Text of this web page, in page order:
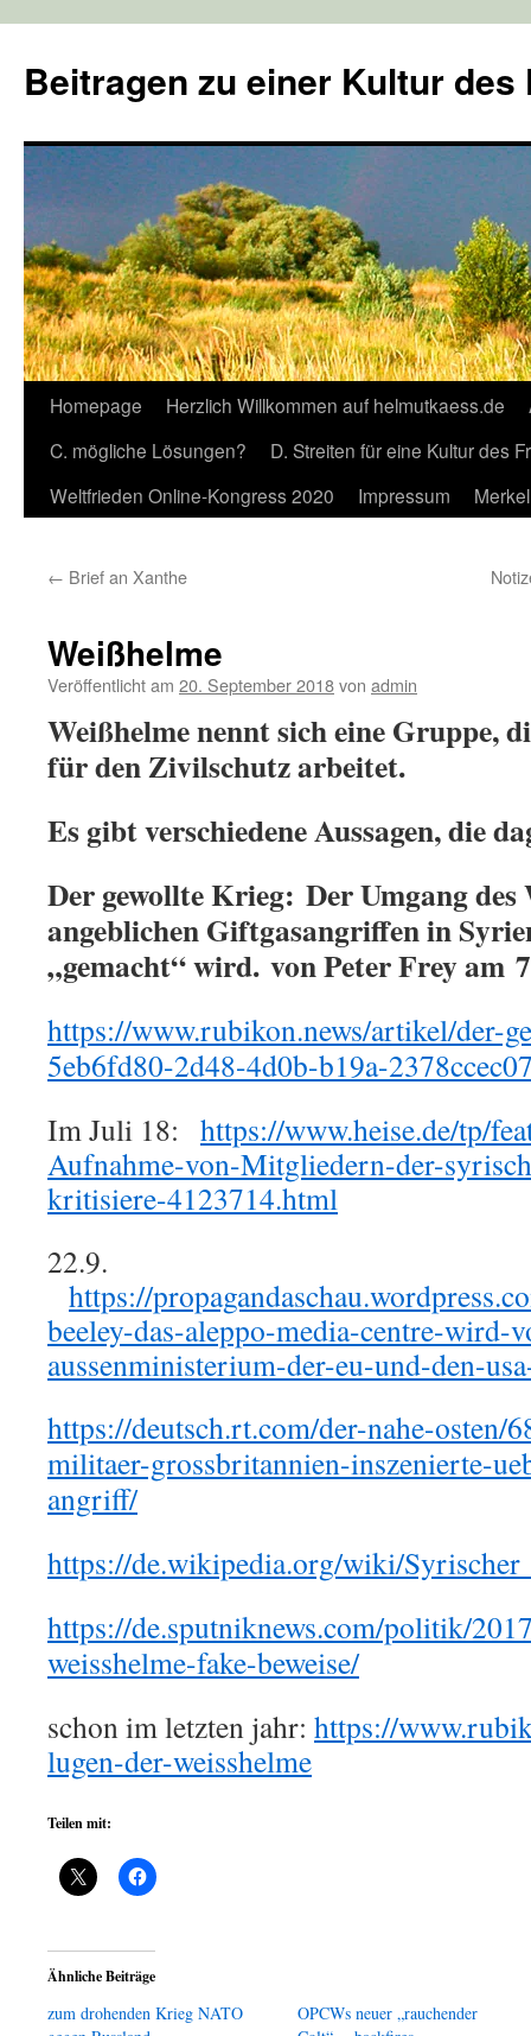
springen
Beitragen zu einer Kultur des
Homepage Herzlich Willkommen auf helmutkaess.de
C. mögliche Lösungen?
D. Streiten für eine Kultur des
Weltfrieden Online-Kongress 2020
Impressum
← Brief an Xanthe
Weißhelme
Veröffentlicht am 20. September 2018von admin
Weißhelme nennt sich eine Gruppe,
für den Zivilschutz arbeitet.
Es gibt verschiedene Aussagen, die
Der gewollte Krieg: Der Umgang des
angeblichen Giftgasangriffen in
„gemacht“ wird. von Peter Frey am
https://www.rubikon.news/artikel/der-
5eb6fd80-2d48-4d0b-b19a-
Im Juli 18: https://www.heise.de/tp/
Aufnahme-von-Mitgliedern-der-
kritisiere-4123714.html
22.9.
https://
beeley-das-aleppo-media-centre-wird-
aussenministerium-der-eu-und-den-
https://deutsch.rt.com/der-nahe-osten/
militaer-grossbritannien-inszenierte-
angriff/
https://de.wikipedia.org/wiki/
https://de.sputniknews.com/politik/
weisshelme-fake-beweise/
schon im letzten jahr: https://
lugen-der-weisshelme
Teilen mit:
Ähnliche Beiträge
zum drohenden Krieg NATO
OPCWs neuer „rauchender